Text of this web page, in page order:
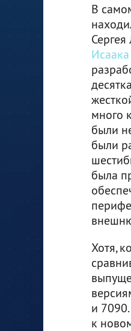
В
много
были
были
была
Хотя,
и
к